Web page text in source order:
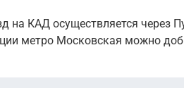
на КАД осуществляется через
метро Московская можно